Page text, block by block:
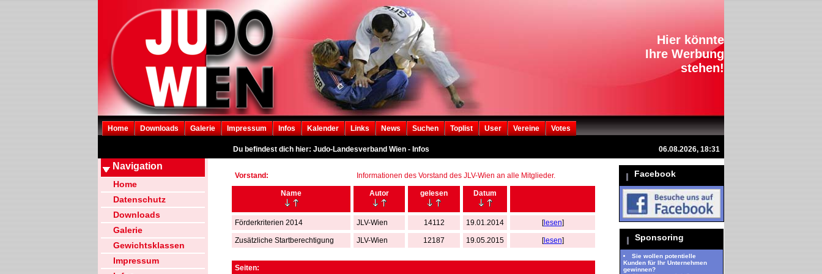
Hier könnte
Ihre Werbung
stehen!
Home Downloads Galerie Impressum Infos Kalender Links News Suchen Toplist User Vereine Votes
Du befindest dich hier: Judo-Landesverband Wien - Infos 06.08.2026, 18:31
Navigation
Home
Datenschutz
Downloads
Galerie
Gewichtsklassen
Impressum
Vorstand: Informationen des Vorstand des JLV-Wien an alle Mitglieder.
Name Autor gelesen Datum
Förderkriterien 2014 JLV-Wien 14112 19.01.2014 [lesen]
Zusätzliche Startberechtigung JLV-Wien 12187 19.05.2015 [lesen]
Seiten:
Facebook
Sponsoring
Sie wollen potentielle
Kunden für Ihr Unternehmen
gewinnen?